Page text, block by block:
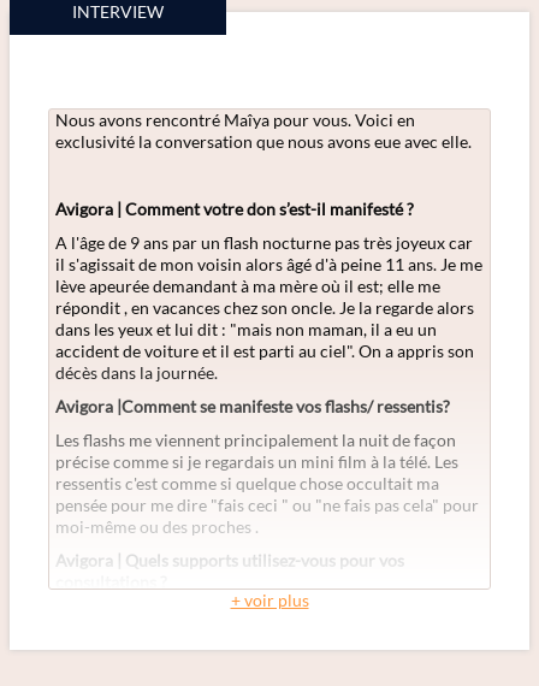
INTERVIEW
Nous avons rencontré Maîya pour vous. Voici en
exclusivité la conversation que nous avons eue avec elle.
Avigora | Comment votre don s’est-il manifesté ?
A l'âge de 9 ans par un flash nocturne pas très joyeux car
il s'agissait de mon voisin alors âgé d'à peine 11 ans. Je me
lève apeurée demandant à ma mère où il est; elle me
répondit , en vacances chez son oncle. Je la regarde alors
dans les yeux et lui dit : "mais non maman, il a eu un
accident de voiture et il est parti au ciel". On a appris son
décès dans la journée.
Avigora |Comment se manifeste vos flashs/ ressentis?
Les flashs me viennent principalement la nuit de façon
précise comme si je regardais un mini film à la télé. Les
ressentis c'est comme si quelque chose occultait ma
pensée pour me dire "fais ceci " ou "ne fais pas cela" pour
moi-même ou des proches .
Avigora | Quels supports utilisez-vous pour vos
Je n'ai pas toujours besoin de supports mais
+ voir plus